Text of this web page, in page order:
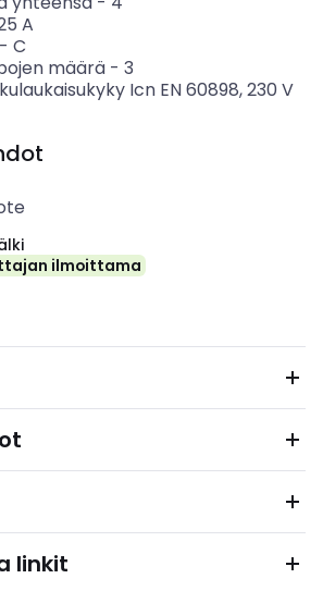
A
C
määrä- 3
Icn EN 60898, 230 V
ilmoittama
linkit